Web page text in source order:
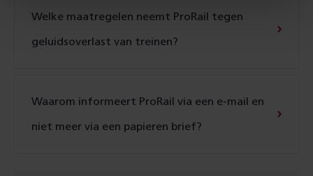
Welke maatregelen neemt ProRail tegen
geluidsoverlast van treinen?
Waarom informeert ProRail via een e-mail en
niet meer via een papieren brief?